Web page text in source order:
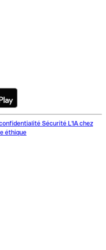
Sécurité L'IA chez
éthique